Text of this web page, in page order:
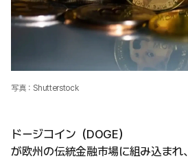
写真：Shutterstock
ドージコイン（DOGE）
が欧州の伝統金融市場に組み込まれ、